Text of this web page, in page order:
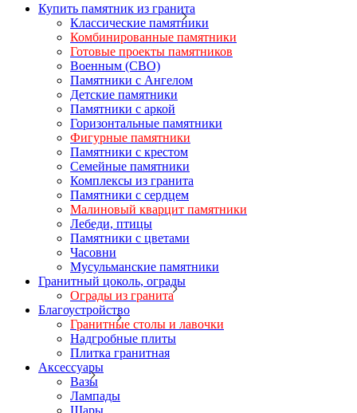
Купить памятник из гранита
Классические памятники
Комбинированные памятники
Готовые проекты памятников
Военным (СВО)
Памятники с Ангелом
Детские памятники
Памятники с аркой
Горизонтальные памятники
Фигурные памятники
Памятники с крестом
Семейные памятники
Комплексы из гранита
Памятники с сердцем
Малиновый кварцит памятники
Лебеди, птицы
Памятники с цветами
Часовни
Мусульманские памятники
Гранитный цоколь, ограды
Ограды из гранита
Благоустройство
Гранитные столы и лавочки
Надгробные плиты
Плитка гранитная
Аксессуары
Вазы
Лампады
Шары